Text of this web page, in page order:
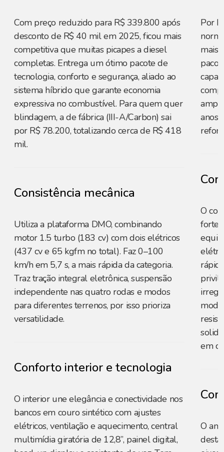
Com preço reduzido para R$ 339.800 após
desconto de R$ 40 mil em 2025, ficou mais
competitiva que muitas picapes a diesel
completas. Entrega um ótimo pacote de
tecnologia, conforto e segurança, aliado ao
sistema híbrido que garante economia
expressiva no combustível. Para quem quer
blindagem, a de fábrica (III-A/Carbon) sai
por R$ 78.200, totalizando cerca de R$ 418
mil.
Consistência mecânica
Utiliza a plataforma DMO, combinando
motor 1.5 turbo (183 cv) com dois elétricos
(437 cv e 65 kgfm no total). Faz 0–100
km/h em 5,7 s, a mais rápida da categoria.
Traz tração integral eletrônica, suspensão
independente nas quatro rodas e modos
para diferentes terrenos, por isso prioriza
versatilidade.
Conforto interior e tecnologia
O interior une elegância e conectividade nos
bancos em couro sintético com ajustes
elétricos, ventilação e aquecimento, central
multimídia giratória de 12,8”, painel digital,
Por
mais
anos
O
forte
em
O